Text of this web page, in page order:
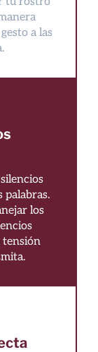
a las
palabras.
los
tensión